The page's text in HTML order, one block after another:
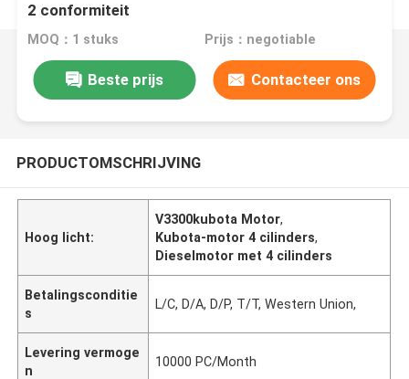
2 conformiteit
MOQ：1 stuks Prijs：negotiable
Beste prijs Contacteer ons
PRODUCTOMSCHRIJVING
Hoog licht:
V3300kubota Motor,
Kubota-motor 4 cilinders,
Dieselmotor met 4 cilinders
Betalingsconditie
s
L/C, D/A, D/P, T/T, Western Union,
Levering vermoge
n
10000 PC/Month